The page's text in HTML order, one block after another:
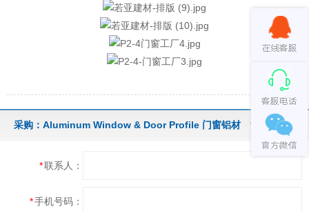
采购：Aluminum Window & Door Profile 门窗铝材 * 表示必填
*联系人：
*手机号码：